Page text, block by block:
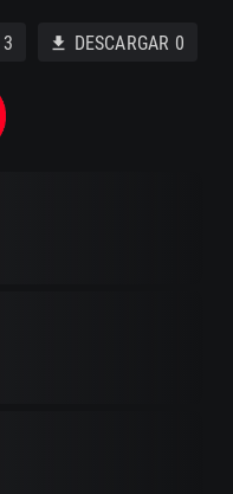
3 download DESCARGAR 0